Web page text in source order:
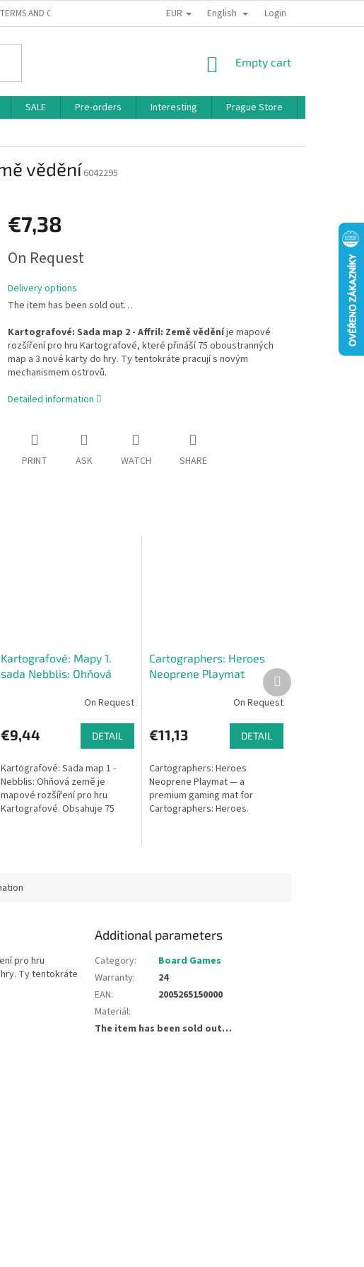
TERMS AND CONDITIONS PRIVACY POLICY BONUS PROGRAM
EUR English Login
SHOPPING
Empty cart
SALE Pre-orders Interesting Prague Store
vědění6042295
€7,38
price:
On Request
Delivery options
The item has been sold out…
Kartografové: Sada map 2 - Affril: Země věděníje mapové
rozšíření pro hru Kartografové, které přináší 75 oboustranných
map a 3 nové karty do hry. Ty tentokráte pracují s novým
mechanismem ostrovů.
Detailed information
PRINT ASK WATCH SHARE
Kartografové: Mapy 1.
sada Nebblis: Ohňová
On Request
€9,44 DETAIL
Kartografové: Sada map 1 -
Nebblis: Ohňová země je
mapové rozšíření pro hru
Kartografové. Obsahuje 75
Cartographers: Heroes
Neoprene Playmat
On Request
€11,13 DETAIL
Cartographers: Heroes
Neoprene Playmat — a
premium gaming mat for
Cartographers: Heroes.
Next
product
pro hru
Ty tentokráte
Additional parameters
Category:
Board Games
Warranty:
24
EAN:
2005265150000
Materiál:
The item has been sold out…